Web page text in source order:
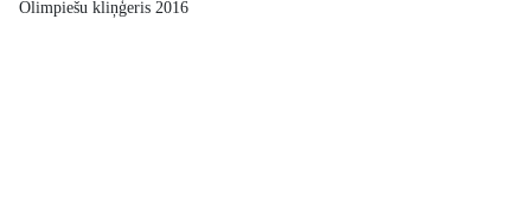
Olimpiešu kliņģeris 2016